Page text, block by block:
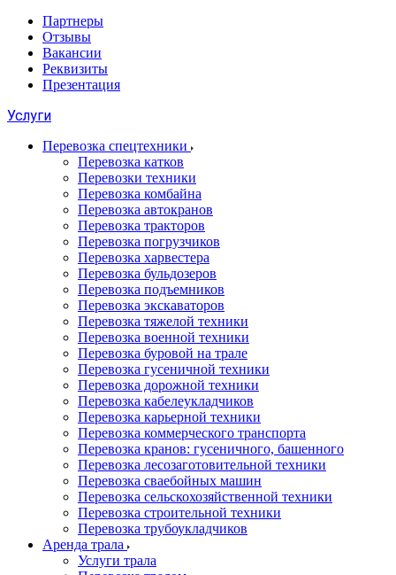
Партнеры
Отзывы
Вакансии
Реквизиты
Презентация
Услуги
Перевозка спецтехники
Перевозка катков
Перевозки техники
Перевозка комбайна
Перевозка автокранов
Перевозка тракторов
Перевозка погрузчиков
Перевозка харвестера
Перевозка бульдозеров
Перевозка подъемников
Перевозка экскаваторов
Перевозка тяжелой техники
Перевозка военной техники
Перевозка буровой на трале
Перевозка гусеничной техники
Перевозка дорожной техники
Перевозка кабелеукладчиков
Перевозка карьерной техники
Перевозка коммерческого транспорта
Перевозка кранов: гусеничного, башенного
Перевозка лесозаготовительной техники
Перевозка сваебойных машин
Перевозка сельскохозяйственной техники
Перевозка строительной техники
Перевозка трубоукладчиков
Аренда трала
Услуги трала